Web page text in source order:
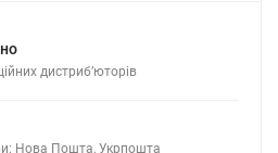
дистриб’юторів
Нова Пошта, Укрпошта